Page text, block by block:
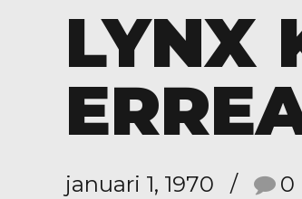
LYNX
januari 1, 1970 0